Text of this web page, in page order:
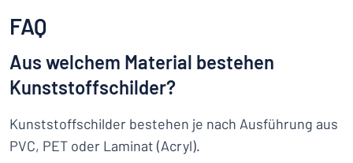
FAQ
Aus welchem Material bestehen
Kunststoffschilder?
Kunststoffschilder bestehen je nach Ausführung aus
PVC, PET oder Laminat (Acryl).